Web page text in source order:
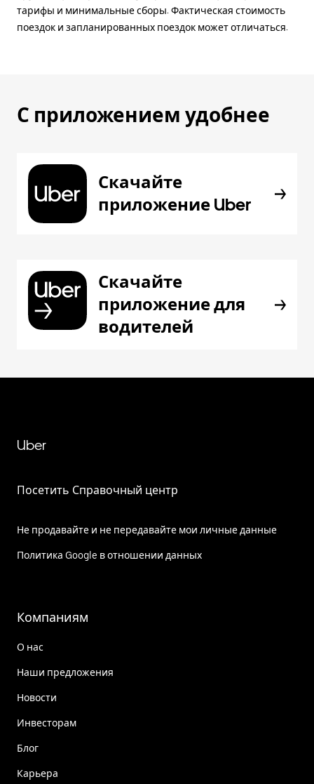
тарифы и минимальные сборы. Фактическая стоимость
поездок и запланированных поездок может отличаться.
С приложением удобнее
Скачайте
приложение Uber
Скачайте
приложение для
водителей
Uber
Посетить Справочный центр
Не продавайте и не передавайте мои личные данные
Политика Google в отношении данных
Компаниям
О нас
Наши предложения
Новости
Инвесторам
Блог
Карьера